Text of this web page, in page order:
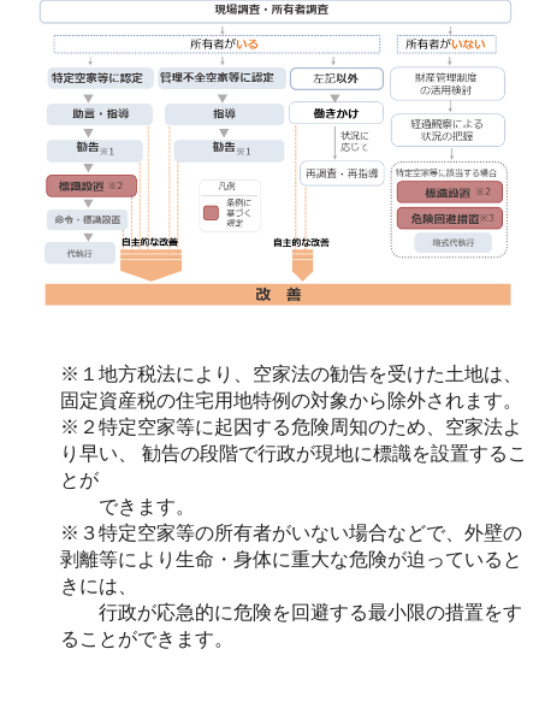
※１地方税法により、空家法の勧告を受けた土地は、
固定資産税の住宅用地特例の対象から除外されます。
※２特定空家等に起因する危険周知のため、空家法よ
り早い、 勧告の段階で行政が現地に標識を設置するこ
とが
できます。
※３特定空家等の所有者がいない場合などで、外壁の
剥離等により生命・身体に重大な危険が迫っていると
きには、
行政が応急的に危険を回避する最小限の措置をす
ることができます。